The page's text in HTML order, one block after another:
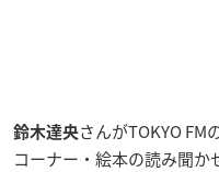
鈴木達央さんがTOKYO FM
コーナー・絵本の読み聞か